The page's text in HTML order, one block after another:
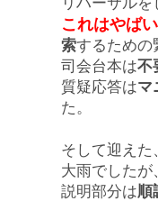
これはやば
索するための
司会台本は不
質疑応答はマ
た。
そして迎えた
大雨でした
説明部分は順